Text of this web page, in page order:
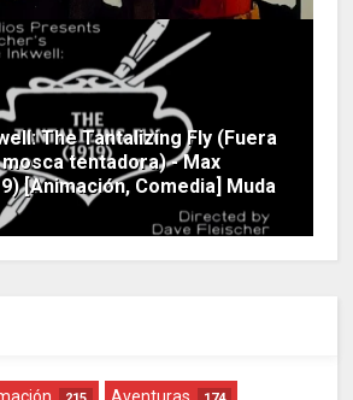
The Tantalizing Fly (Fuera
tentadora) - Max
[Animación, Comedia] Muda